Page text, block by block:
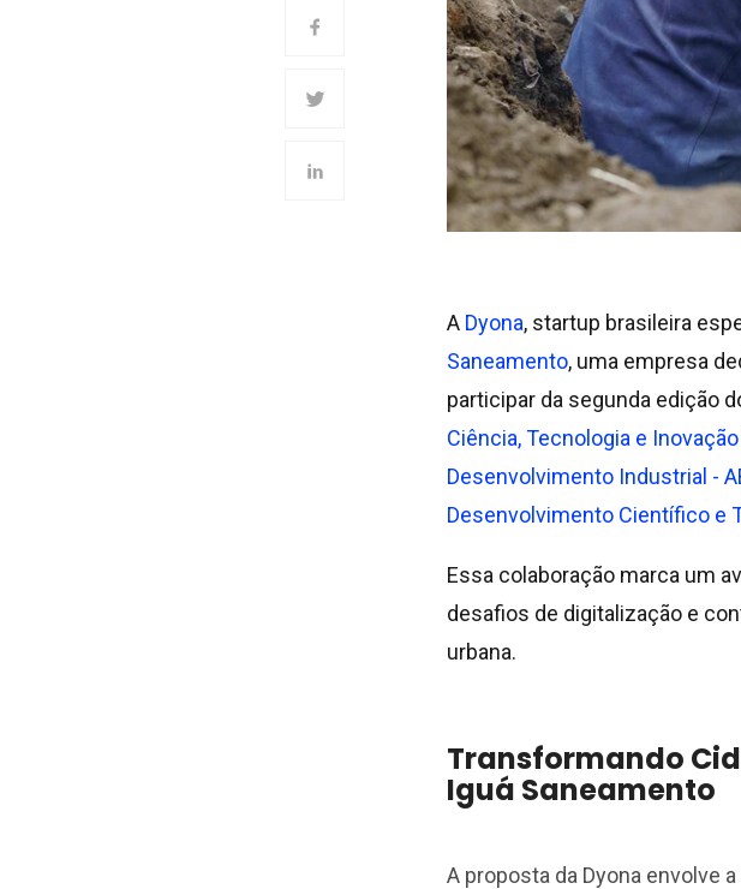
A Dyona, startup brasileira
Saneamento, uma empresa
participar da segunda edição
Ciência, Tecnologia e Inovação
Desenvolvimento Industrial -
Desenvolvimento Científico e
Essa colaboração marca um
desafios de digitalização e
urbana.
Transformando
Iguá Saneamento
A proposta da Dyona envolve